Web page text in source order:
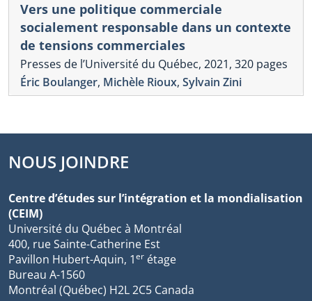
Vers une politique commerciale
socialement responsable dans un contexte
de tensions commerciales
Presses de l’Université du Québec, 2021, 320 pages
Éric Boulanger, Michèle Rioux, Sylvain Zini
NOUS JOINDRE
Centre d’études sur l’intégration et la mondialisation
(CEIM)
Université du Québec à Montréal
400, rue Sainte-Catherine Est
Pavillon Hubert-Aquin, 1er étage
Bureau A-1560
Montréal (Québec) H2L 2C5 Canada